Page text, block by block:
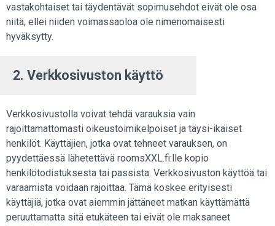
vastakohtaiset tai täydentävät sopimusehdot eivät ole osa
niitä, ellei niiden voimassaoloa ole nimenomaisesti
hyväksytty.
2. Verkkosivuston käyttö
Verkkosivustolla voivat tehdä varauksia vain
rajoittamattomasti oikeustoimikelpoiset ja täysi-ikäiset
henkilöt. Käyttäjien, jotka ovat tehneet varauksen, on
pyydettäessä lähetettävä roomsXXL.fi:lle kopio
henkilötodistuksesta tai passista. Verkkosivuston käyttöä tai
varaamista voidaan rajoittaa. Tämä koskee erityisesti
käyttäjiä, jotka ovat aiemmin jättäneet matkan käyttämättä
peruuttamatta sitä etukäteen tai eivät ole maksaneet